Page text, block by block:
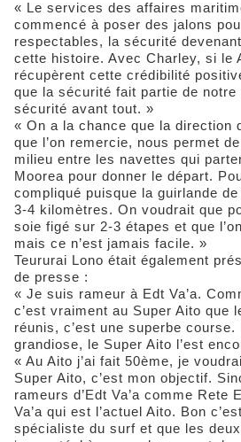
« Le services des affaires
commencé à poser des jalons
respectables, la sécurité
cette histoire. Avec Charley, si le
récupèrent cette crédibilité
que la sécurité fait partie de
sécurité avant tout. »
« On a la chance que la direction
que l’on remercie, nous permet
milieu entre les navettes qui
Moorea pour donner le départ.
compliqué puisque la guirlande
3-4 kilomètres. On voudrait que
soie figé sur 2-3 étapes et que
mais ce n’est jamais facile. »
Teururai Lono était également
de presse :
« Je suis rameur à Edt Va’a.
c’est vraiment au Super Aito que
réunis, c’est une superbe course.
grandiose, le Super Aito l’est
« Au Aito j’ai fait 50ème, je
Super Aito, c’est mon objectif.
rameurs d’Edt Va’a comme Rete
Va’a qui est l’actuel Aito. Bon
spécialiste du surf et que les